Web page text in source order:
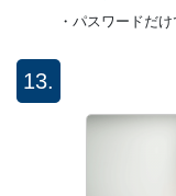
・パスワードだ
13.